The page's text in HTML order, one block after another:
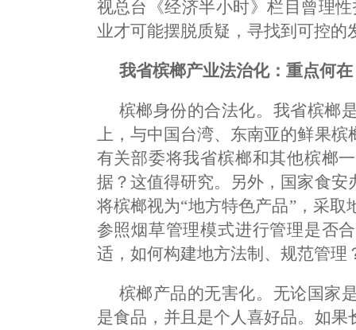
视总台《经济半小时》栏目曾理
业才可能摆脱质疑，寻找到可控的
我省槟榔产业法治化：重点何在
槟榔身份的合法化。我省槟榔
上，与中国台湾、东南亚的鲜果
有关部委将我省槟榔和其他槟榔
据？这值得研究。另外，国家食
将槟榔视为“地方特色产品”，采
参照烟草管理模式进行管理是否
适，如何构建地方法制、规范管理
槟榔产品的无害化。无论国家
是食品，并且是个人喜好品。如